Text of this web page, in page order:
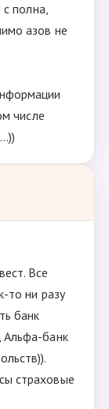
с полна,
азов не
числе
Все
то ни разу
банк
Альфа-банк
страховые